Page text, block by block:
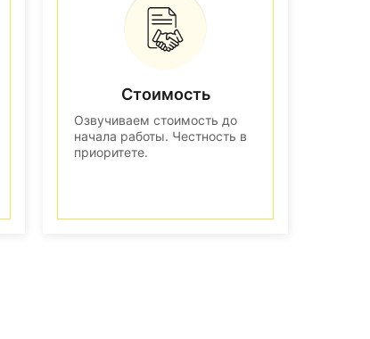
Стоимость
Озвучиваем стоимость до
начала работы. Честность в
приоритете.